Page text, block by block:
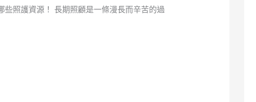
照護資源！ 長期照顧是一條漫長而辛苦的過